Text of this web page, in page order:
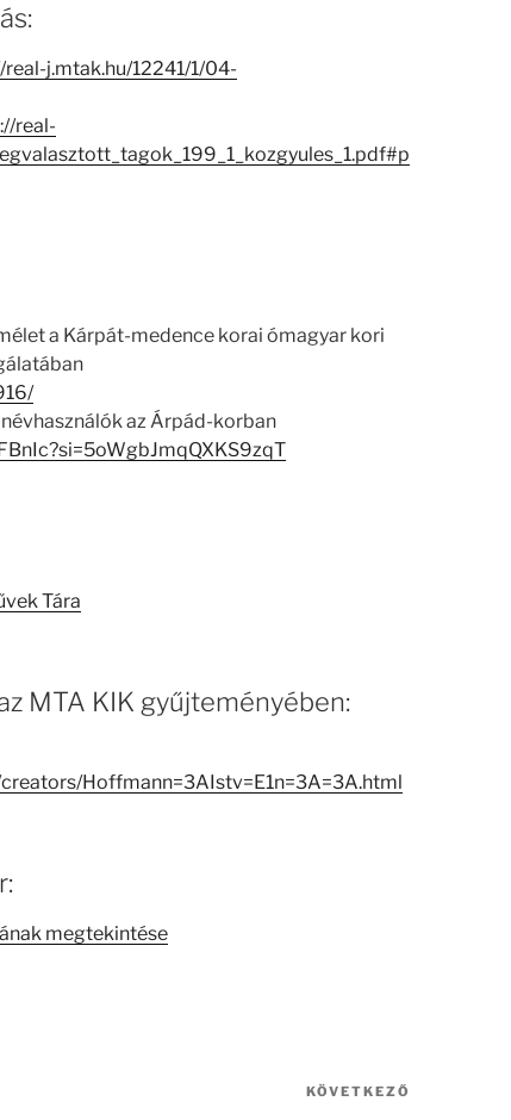
j.mtak.hu/12241/1/04-
real-
a Kárpát-medence korai ómagyar kori
az Árpád-korban
Tára
MTA KIK gyűjteményében:
Hoffmann=3AIstv=E1n=3A=3A.html
megtekintése
KÖVETKEZŐ